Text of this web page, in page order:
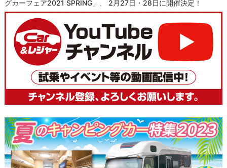
グカーフェア2021 SPRING」、 2月27日・28日に開催決定！